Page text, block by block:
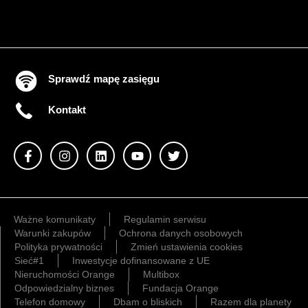
Sprawdź mapę zasięgu
Kontakt
Ważne komunikaty
Regulamin serwisu
Warunki zakupów
Ochrona danych osobowych
Polityka prywatności
Zmień ustawienia cookies
Sieć#1
Inwestycje dofinansowane z UE
Nieruchomości Orange
Multibox
Odpowiedzialny biznes
Fundacja Orange
Telefon domowy
Dbam o bliskich Razem dla planety